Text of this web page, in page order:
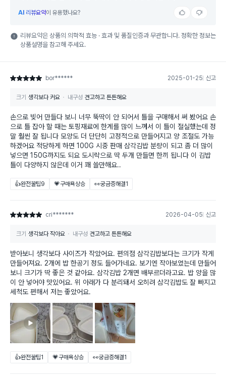
AI 리뷰요약이 유용했나요?
리뷰요약은 상품의 의학적 효능 · 효과 및 품질인증과 무관합니다. 정확한 정보는
상품설명을 참고해 주세요.
별점 5점 bor****** 2025-01-25 신고
크기 생각보다 커요 내구성 견고하고 튼튼해요
손으로 빚어 만들다 보니 너무 뚝딱이 안 되어서 틀을 구매해서 써 봤어요 손
으로 틀 잡아 할 때는 토핑재료에 한계를 많이 느껴서 이 틀이 절실했는데 정
말 훨씬 잘 됩니다 모양도 더 단단히 고정적으로 만들어지고 양 조절도 가능
하겠어요 적당하게 하면 100G 시중 판매 삼각김밥 분량이 되고 좀 더 많이
넣으면 150G까지도 되요 도시락으로 딱 두개 만들면 한끼 됩니다 이 김밥
틀이 다양하지 않은데 이거 꽤 쓸만해요..
👍완전꿀팁9 💗구매욕상승 👀궁금증해결1
별점 5점 cri******* 2026-04-05 신고
크기 생각보다 작아요 내구성 견고하고 튼튼해요
받아보니 생각보다 사이즈가 작았어요. 편의점 삼각김밥보다는 크기가 작게
만들어져요. 2개에 밥 한공기 정도 들어가네요. 보기엔 작아보였는데 만들어
보니 크기가 딱 좋은 것 같아요. 삼각김밥 2개면 배부르더라고요. 밥 양을 많
이 안 넣어야 맛있어요. 위 아래가 다 분리돼서 오히려 삼각김밥도 잘 빠지고
세척도 편해서 저는 좋았어요.
👍완전꿀팁1 💗구매욕상승 👀궁금증해결1